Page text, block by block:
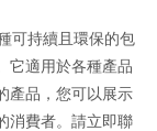
可持續且環保的包
它適用於各種產品
產品，您可以展示
消費者。請立即聯